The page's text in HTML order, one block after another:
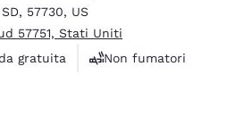
SD, 57730, US
57751, Stati Uniti
gratuita
Non fumatori
recensioni